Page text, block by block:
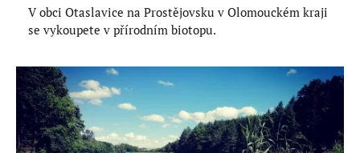
V obci Otaslavice na Prostějovsku v Olomouckém kraji
se vykoupete v přírodním biotopu.